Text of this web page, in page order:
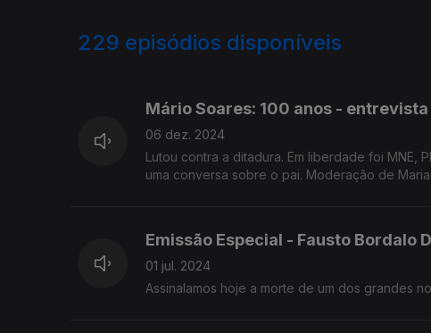
229 episódios disponíveis
Mário Soares: 100 anos -
06 dez. 2024
Lutou contra a ditadura. Em liberdade foi MNE,
uma conversa sobre o pai. Moderação de
Emissão Especial - Fausto Bordalo
01 jul. 2024
Assinalamos hoje a morte de um dos grandes